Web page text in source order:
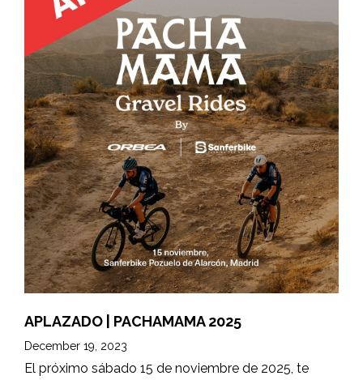
APLAZADO | PACHAMAMA 2025
December 19, 2023
El próximo sábado 15 de noviembre de 2025, te